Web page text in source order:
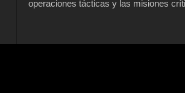
operaciones tácticas y las misiones